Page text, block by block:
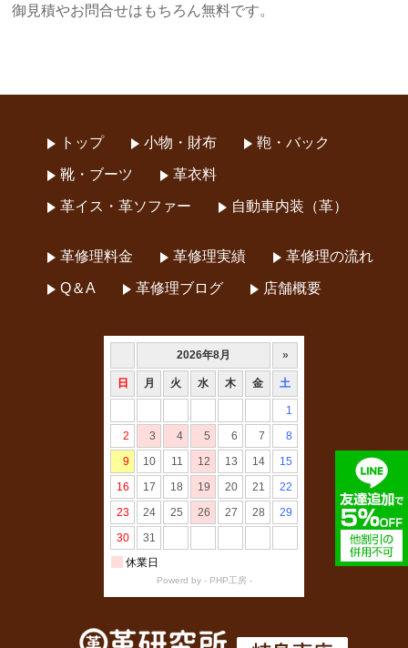
御見積やお問合せはもちろん無料です。
トップ 小物・財布 鞄・バック
靴・ブーツ 革衣料
革イス・革ソファー 自動車内装（革）
革修理料金 革修理実績 革修理の流れ
Q＆A 革修理ブログ 店舗概要